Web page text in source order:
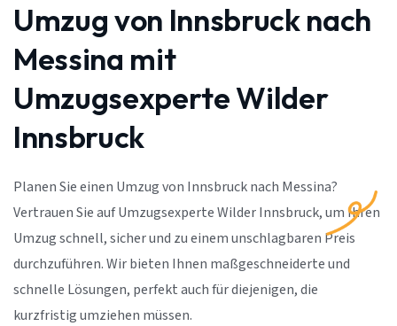
Umzug von Innsbruck nach
Messina mit
Umzugsexperte Wilder
Innsbruck
Planen Sie einen Umzug von Innsbruck nach Messina?
Vertrauen Sie auf Umzugsexperte Wilder Innsbruck, um Ihren
Umzug schnell, sicher und zu einem unschlagbaren Preis
durchzuführen. Wir bieten Ihnen maßgeschneiderte und
schnelle Lösungen, perfekt auch für diejenigen, die
kurzfristig umziehen müssen.